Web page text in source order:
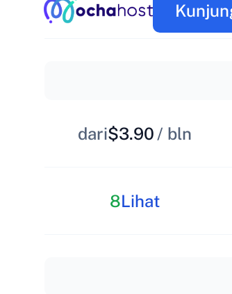
dari$3.90 / bln
8Lihat